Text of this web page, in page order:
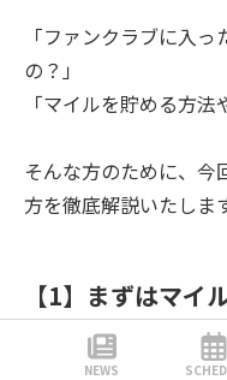
「ファンクラブに入
の？」
「マイルを貯める方法
そんな方のために、今
方を徹底解説いたしま
【1】まずはマイ
ファンクラブ内の行
NEWS